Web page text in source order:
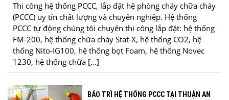
Thi công hệ thống PCCC, lắp đặt hệ phòng cháy chữa cháy
(PCCC) uy tín chất lượng và chuyên nghiệp. Hệ thống
PCCC tự động chúng tôi chuyên thi công lắp đặt: hệ thống
FM-200, hệ thống chữa cháy Stat-X, hệ thống CO2, hệ
thống Nito-IG100, hệ thống bọt Foam, hệ thống Novec
1230, hệ thống chữa […]
BẢO TRÌ HỆ THỐNG PCCC TẠI THUẬN AN